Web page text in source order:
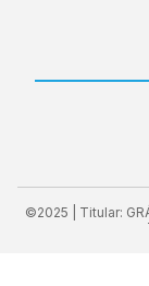
©2025 | Titular: